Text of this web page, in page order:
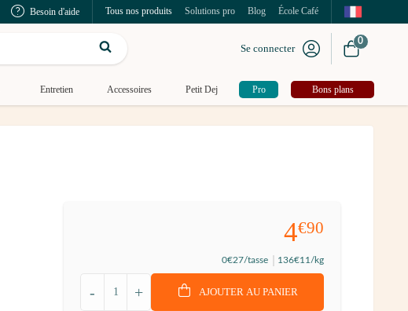
Besoin d'aide Tous nos produits Solutions pro Blog École Café
Se connecter
0
Entretien Accessoires Petit Dej Pro Bons plans
4€90
0€27/tasse 136€11 /kg
+
- AJOUTER AU PANIER